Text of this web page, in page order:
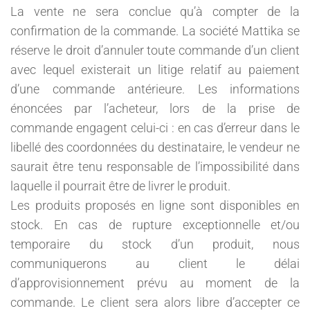
La vente ne sera conclue qu’à compter de la
confirmation de la commande. La société Mattika se
réserve le droit d’annuler toute commande d’un client
avec lequel existerait un litige relatif au paiement
d’une commande antérieure. Les informations
énoncées par l’acheteur, lors de la prise de
commande engagent celui-ci : en cas d’erreur dans le
libellé des coordonnées du destinataire, le vendeur ne
saurait être tenu responsable de l’impossibilité dans
laquelle il pourrait être de livrer le produit.
Les produits proposés en ligne sont disponibles en
stock. En cas de rupture exceptionnelle et/ou
temporaire du stock d’un produit, nous
communiquerons au client le délai
d’approvisionnement prévu au moment de la
commande. Le client sera alors libre d’accepter ce